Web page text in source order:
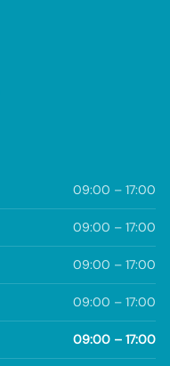
09:00 – 17:00
09:00 – 17:00
09:00 – 17:00
09:00 – 17:00
09:00 – 17:00